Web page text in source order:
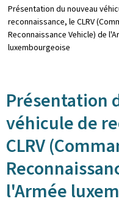
Présentation du nouveau
reconnaissance, le CLRV
Reconnaissance Vehicle) de
luxembourgeoise
Présentation
véhicule de
CLRV
l'Armée